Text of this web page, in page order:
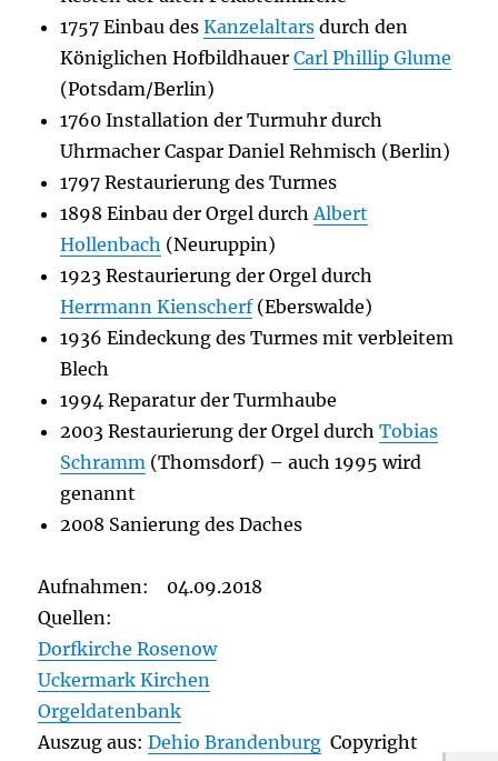
1757 Einbau desKanzelaltars durch den
Königlichen HofbildhauerCarl Phillip Glume
(Potsdam/Berlin)
1760 Installation der Turmuhr durch
Uhrmacher Caspar Daniel Rehmisch (Berlin)
1797 Restaurierung des Turmes
1898 Einbau der Orgel durchAlbert
Hollenbach (Neuruppin)
1923 Restaurierung der Orgel durch
Herrmann Kienscherf(Eberswalde)
1936 Eindeckung des Turmes mit verbleitem
Blech
1994 Reparatur der Turmhaube
2003 Restaurierung der Orgel durchTobias
Schramm (Thomsdorf) – auch 1995 wird
genannt
2008 Sanierung des Daches
Aufnahmen: 04.09.2018
Quellen:
Dorfkirche Rosenow
Uckermark Kirchen
Orgeldatenbank
Auszug aus:Dehio Brandenburg Copyright